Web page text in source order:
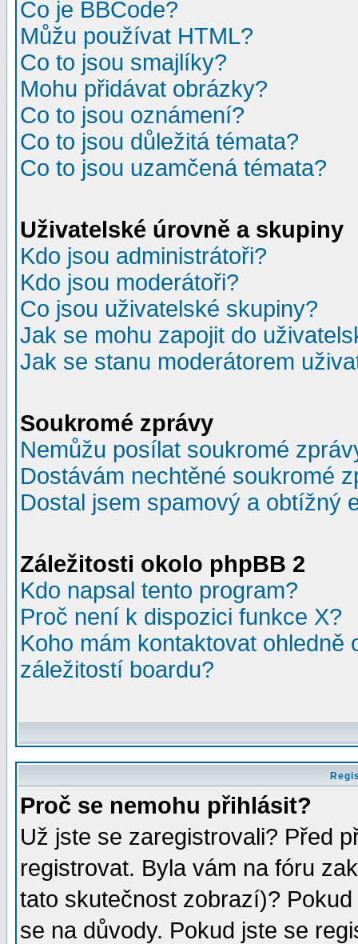
Co je BBCode?
Můžu používat HTML?
Co to jsou smajlíky?
Mohu přidávat obrázky?
Co to jsou oznámení?
Co to jsou důležitá témata?
Co to jsou uzamčená témata?
Uživatelské úrovně a skupiny
Kdo jsou administrátoři?
Kdo jsou moderátoři?
Co jsou uživatelské skupiny?
Jak se mohu zapojit do
Jak se stanu moderátorem
Soukromé zprávy
Nemůžu posílat soukromé
Dostávám nechtěné soukromé
Dostal jsem spamový a obtížný
Záležitosti okolo phpBB 2
Kdo napsal tento program?
Proč není k dispozici funkce X?
Koho mám kontaktovat
záležitostí boardu?
Proč se nemohu přihlásit?
Už jste se zaregistrovali? Před
registrovat. Byla vám na fóru
tato skutečnost zobrazí)?
se na důvody. Pokud jste se